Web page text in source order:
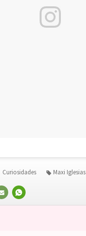
WHATSAPP
Curiosidades Maxi Iglesias